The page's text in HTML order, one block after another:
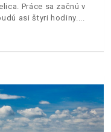
Práce sa začnú v
asi štyri hodiny.